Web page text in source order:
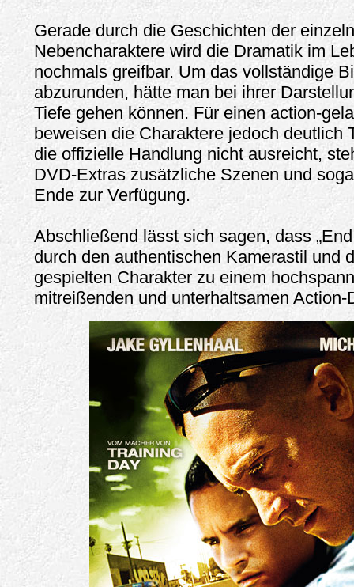
Gerade durch die Geschichten der
Nebencharaktere wird die Dramatik im
nochmals greifbar. Um das vollständige
abzurunden, hätte man bei ihrer
Tiefe gehen können. Für einen action-
beweisen die Charaktere jedoch deutlich
die offizielle Handlung nicht ausreicht,
DVD-Extras zusätzliche Szenen und
Ende zur Verfügung.
Abschließend lässt sich sagen, dass
durch den authentischen Kamerastil und
gespielten Charakter zu einem
mitreißenden und unterhaltsamen Action-